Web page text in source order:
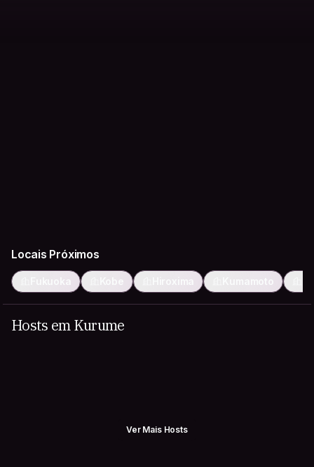
Locais Próximos
Fukuoka Kobe Hiroxima Kumamoto
Hosts em Kurume
Ver Mais Hosts